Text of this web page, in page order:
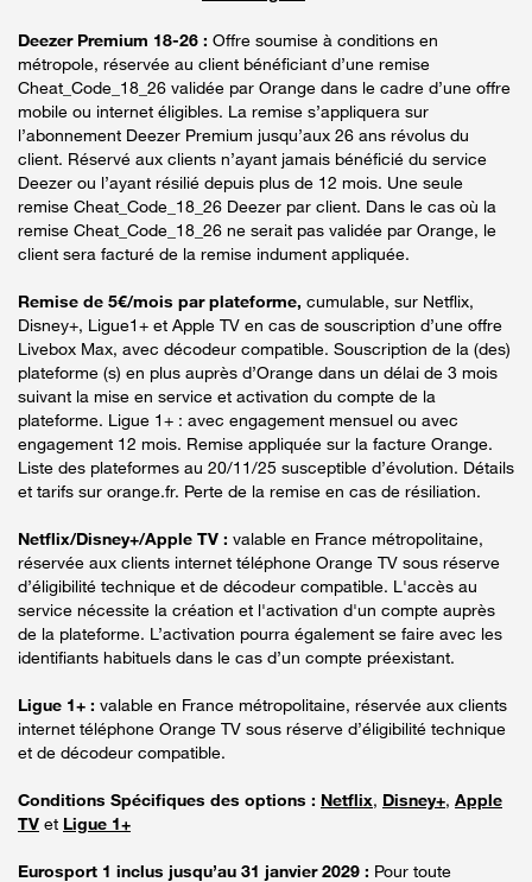
Deezer Premium 18-26 : Offre soumise à conditions en
métropole, réservée au client bénéficiant d’une remise
Cheat_Code_18_26 validée par Orange dans le cadre d’une offre
mobile ou internet éligibles. La remise s’appliquera sur
l’abonnement Deezer Premium jusqu’aux 26 ans révolus du
client. Réservé aux clients n’ayant jamais bénéficié du service
Deezer ou l’ayant résilié depuis plus de 12 mois. Une seule
remise Cheat_Code_18_26 Deezer par client. Dans le cas où la
remise Cheat_Code_18_26 ne serait pas validée par Orange, le
client sera facturé de la remise indument appliquée.
Remise de 5€/mois par plateforme, cumulable, sur Netflix,
Disney+, Ligue1+ et Apple TV en cas de souscription d’une offre
Livebox Max, avec décodeur compatible. Souscription de la (des)
plateforme (s) en plus auprès d’Orange dans un délai de 3 mois
suivant la mise en service et activation du compte de la
plateforme. Ligue 1+ : avec engagement mensuel ou avec
engagement 12 mois. Remise appliquée sur la facture Orange.
Liste des plateformes au 20/11/25 susceptible d’évolution. Détails
et tarifs sur orange.fr. Perte de la remise en cas de résiliation.
Netflix/Disney+/Apple TV : valable en France métropolitaine,
réservée aux clients internet téléphone Orange TV sous réserve
d’éligibilité technique et de décodeur compatible. L'accès au
service nécessite la création et l'activation d'un compte auprès
de la plateforme. L’activation pourra également se faire avec les
identifiants habituels dans le cas d’un compte préexistant.
Ligue 1+ : valable en France métropolitaine, réservée aux clients
internet téléphone Orange TV sous réserve d’éligibilité technique
et de décodeur compatible.
Conditions Spécifiques des options : Netflix, Disney+, Apple
TV et Ligue 1+
Eurosport 1 inclus jusqu’au 31 janvier 2029 : Pour toute